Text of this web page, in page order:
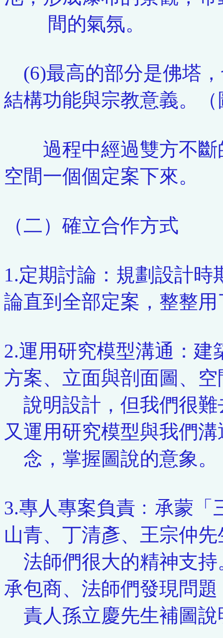
間的氣氛。
(6)最高的部分是佛塔
結構功能與宗教意義。
過程中經過雙方不斷
空間一個個定案下來。
（二）確立合作方式
1.定期討論：規劃設計
論直到全部定案，整整
2.運用研究模型溝通：
方案、立面與剖面圖、
說明設計，但我們很難
又運用研究模型與我們
念，掌握圖說的意象。
3.專人專案負責﹕承蒙
山青、丁清彥、王宗仲
法師們很大的精神支持
承包商、法師們發現問
責人孫立慶先生補圖說